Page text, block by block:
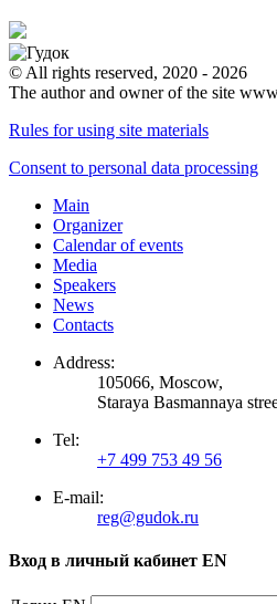
© All rights reserved, 2020 - 2026
The author and owner of the site
Rules for using site materials
Consent to personal data processing
Main
Organizer
Calendar of events
Media
Speakers
News
Contacts
Address:
105066, Moscow,
Staraya Basmannaya
Tel:
+7 499 753 49 56
E-mail:
reg@gudok.ru
Вход в личный кабинет EN